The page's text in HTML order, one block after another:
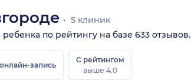
5 клиник
по рейтингу на базе 633 отзывов.
запись
С рейтингом
выше 4.0